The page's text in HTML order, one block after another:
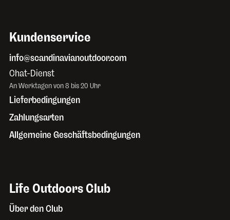
Kundenservice
info@scandinavianoutdoor.com
Chat-Dienst
An Werktagen von 8 bis 20 Uhr
Lieferbedingungen
Zahlungsarten
Allgemeine Geschäftsbedingungen
Life Outdoors Club
Über den Club